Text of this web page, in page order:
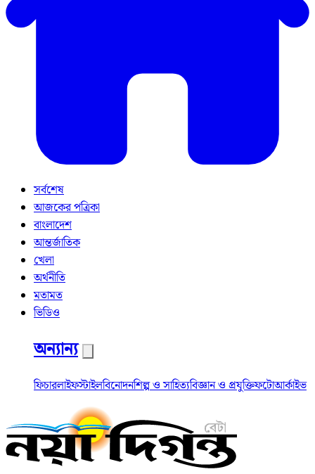
সর্বশেষ
আজকের পত্রিকা
বাংলাদেশ
আন্তর্জাতিক
খেলা
অর্থনীতি
মতামত
ভিডিও
অন্যান্য
ফিচারলাইফস্টাইলবিনোদনশিল্প ও সাহিত্যবিজ্ঞান ও প্রযুক্তিফটোআর্কাইভ